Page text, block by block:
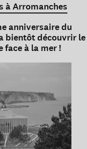
à Arromanches
anniversaire du
bientôt découvrir le
face à la mer !